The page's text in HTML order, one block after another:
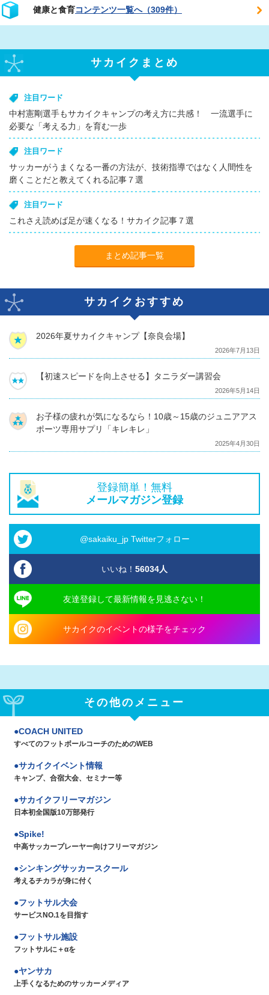
健康と食育コンテンツ一覧へ（309件）
サカイクまとめ
注目ワード
中村憲剛選手もサカイクキャンプの考え方に共感！ 一流選手に
必要な「考える力」を育む一歩
注目ワード
サッカーがうまくなる一番の方法が、技術指導ではなく人間性を
磨くことだと教えてくれる記事７選
注目ワード
これさえ読めば足が速くなる！サカイク記事７選
まとめ記事一覧
サカイクおすすめ
2026年夏サカイクキャンプ【奈良会場】
2026年7月13日
【初速スピードを向上させる】タニラダー講習会
2026年5月14日
お子様の疲れが気になるなら！10歳～15歳のジュニアアス
ポーツ専用サプリ「キレキレ」
2025年4月30日
登録簡単！無料
メールマガジン登録
@sakaiku_jp Twitterフォロー
いいね！ 56034人
友達登録して最新情報を見逃さない！
サカイクのイベントの様子をチェック
その他のメニュー
COACH UNITED
すべてのフットボールコーチのためのWEB
サカイクイベント情報
キャンプ、合宿大会、セミナー等
サカイクフリーマガジン
日本初全国版10万部発行
Spike!
中高サッカープレーヤー向けフリーマガジン
シンキングサッカースクール
考えるチカラが身に付く
フットサル大会
サービスNO.1を目指す
フットサル施設
フットサルに＋αを
ヤンサカ
上手くなるためのサッカーメディア